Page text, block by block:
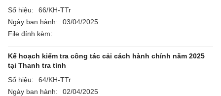
Số hiệu:
66/KH-TTr
Ngày ban hành:
03/04/2025
File đính kèm:
Kế hoạch kiểm tra công tác cải cách hành chính năm 2025
tại Thanh tra tỉnh
Số hiệu:
64/KH-TTr
Ngày ban hành:
02/04/2025